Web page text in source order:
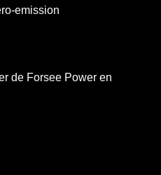
emission
de Forsee Power en